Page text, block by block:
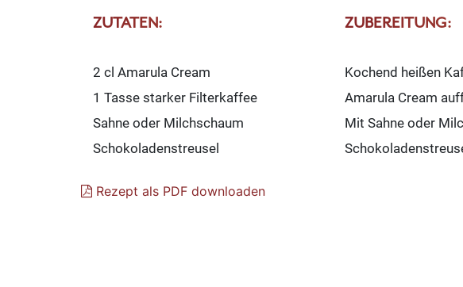
ZUTATEN:
2 cl Amarula Cream
1 Tasse starker Filterkaffee
Sahne oder Milchschaum
Schokoladenstreusel
ZUBEREITUNG:
Kochend heißen
Amarula Cream
Mit Sahne oder
Rezept als PDF downloaden